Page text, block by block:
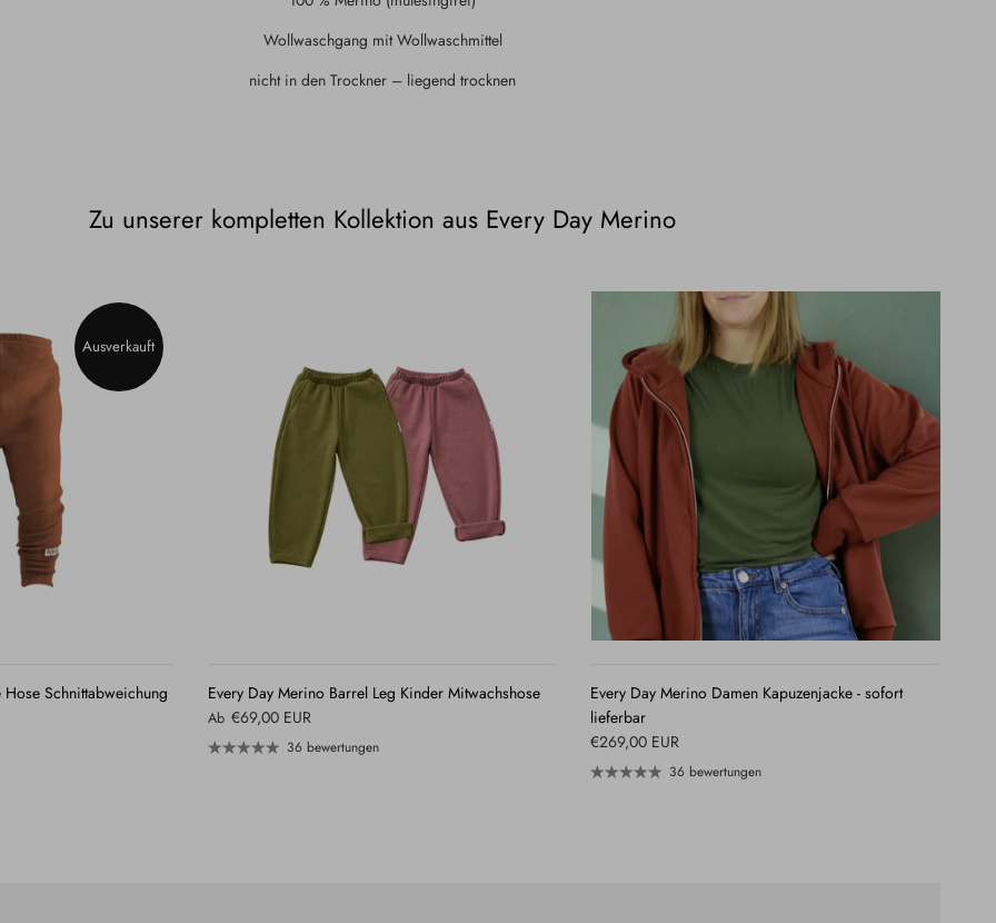
Wollwaschgang mit Wollwaschmittel
nicht in den Trockner – liegend trocknen
Zu unserer kompletten Kollektion aus Every Day Merino
Ausverkauft
Schnittabweichung Every Day Merino Barrel Leg Kinder Mitwachshose
Ab €69,00 EUR
36 bewertungen
QUICK
VIEW
Every Day Merino Damen Kapuzenjacke - sofort
lieferbar
€269,00 EUR
36 bewertungen